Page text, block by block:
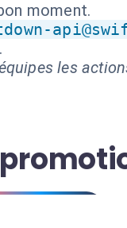
moment.
les